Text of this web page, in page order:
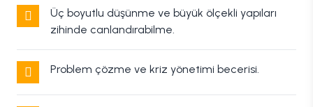
Üç boyutlu düşünme ve büyük ölçekli yapıları
zihinde canlandırabilme.
Problem çözme ve kriz yönetimi becerisi.